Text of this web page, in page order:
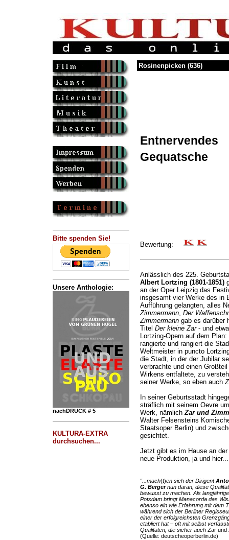
Bitte spenden Sie!
Unsere Anthologie:
nachDRUCK # 5
KULTURA-EXTRA
durchsuchen...
Rosinenpicken (636)
Entnervendes
Gequatsche
Bewertung:
Anlässlich des 225.
Albert Lortzing (1801-1851)
an der Oper Leipzig das
insgesamt vier Werke des in
Aufführung gelangten, alles
Zimmermann, Der
Zimmermanngab es darüber
Titel Der kleine Zar- und
Lortzing-Opern auf dem Plan:
rangierte und rangiert die
Weltmeister in puncto
die Stadt, in der der Jubilar
verbrachte und einen
Wirkens entfaltete, zu
seiner Werke, so eben auch
In seiner Geburtsstadt
sträflich mit seinem Oevre
Werk, nämlichZar und
Walter Felsensteins
Staatsoper Berlin) und
gesichtet.
Jetzt gibt es im Hause an
neue Produktion, ja und hier...
"...mach(t)en sich der Dirigent
G. Bergernun daran, diese
bewusst zu machen. Als
Potsdam bringt Manacorda das
ebenso ein wie Erfahrung mit dem
während sich der Berliner
einer der erfolgreichsten
etabliert hat – oft mit selbst
Qualitäten, die sicher auchZar und
(Quelle: deutscheoperberlin.de)